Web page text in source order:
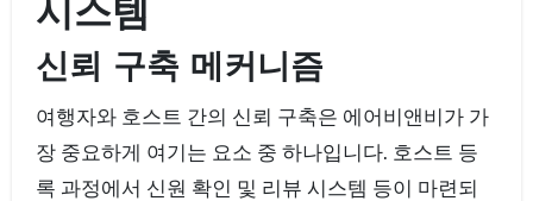
시스템
신뢰 구축 메커니즘
여행자와 호스트 간의 신뢰 구축은 에어비앤비가 가
장 중요하게 여기는 요소 중 하나입니다. 호스트 등
록 과정에서 신원 확인 및 리뷰 시스템 등이 마련되